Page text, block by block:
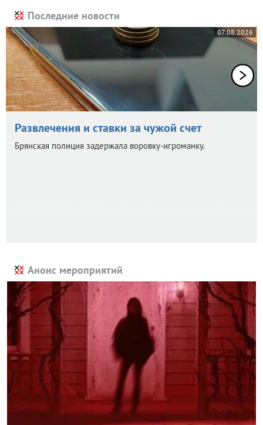
Последние новости
07.08.2026
Развлечения и ставки за чужой счет
Брянская полиция задержала воровку-игроманку.
Анонс мероприятий